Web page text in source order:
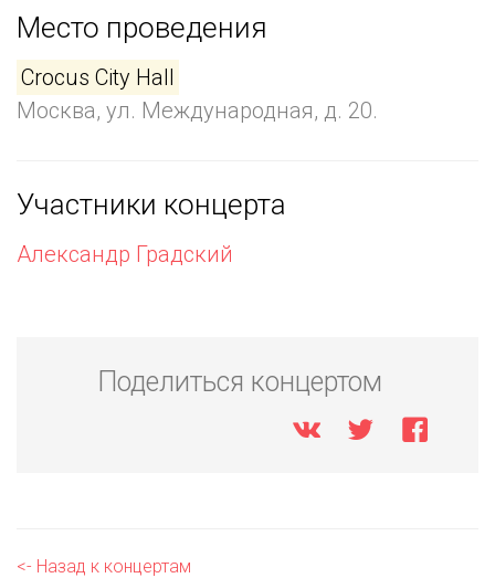
Место проведения
Crocus City Hall
Москва, ул. Международная, д. 20.
Участники концерта
Александр Градский
Поделиться концертом
<- Назад к концертам